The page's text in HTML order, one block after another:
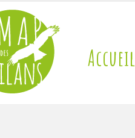
contact@amap-des-milans.fr
Accueil